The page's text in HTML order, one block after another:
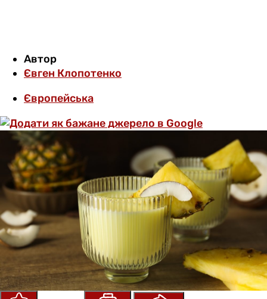
Автор
Євген Клопотенко
Європейська